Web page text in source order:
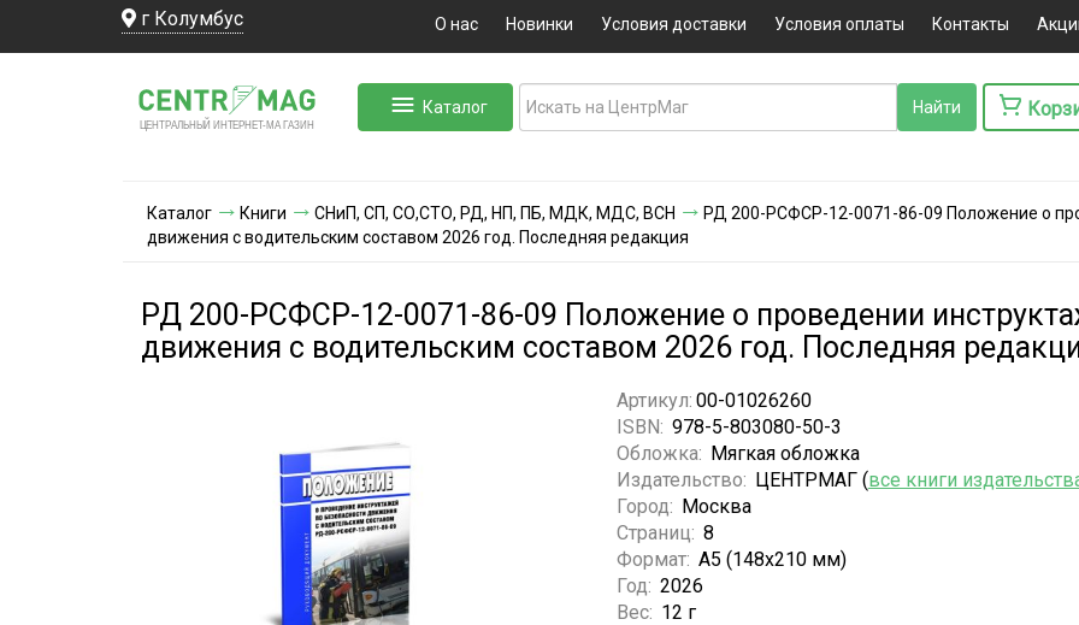
г Колумбус О нас Новинки Условия доставки Условия оплаты Контакты
ЦЕНТРАЛЬНЫЙ ИНТЕРНЕТ-МА ГАЗИН
Каталог
Каталог Книги СНиП, СП, СО,СТО, РД, НП, ПБ, МДК, МДС, ВСН
РД 200-РСФСР-12-0071-86-09 Положение о
движения с водительским составом 2026 год. Последняя редакция
РД 200-РСФСР-12-0071-86-09 Положение о проведении
движения с водительским составом 2026 год. Последняя
Артикул: 00-01026260
ISBN: 978-5-803080-50-3
Обложка: Мягкая обложка
Издательство: ЦЕНТРМАГ (все книги
Город: Москва
Страниц: 8
Формат: А5 (148x210 мм)
Год: 2026
Вес: 12 г